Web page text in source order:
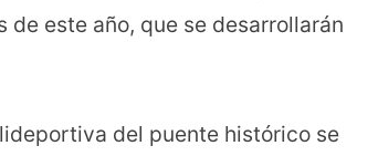
este año, que se desarrollarán
del puente histórico se